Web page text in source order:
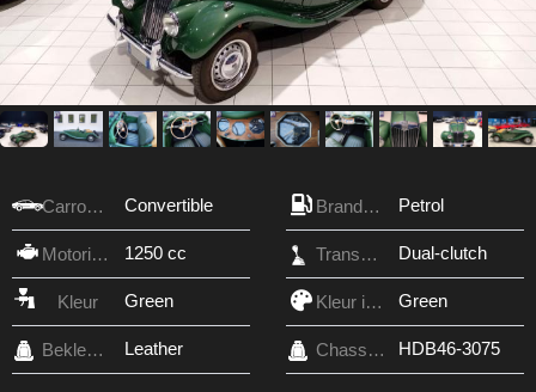
Carrosserie Convertible Brandstof Petrol
Motorinhoud 1250 cc Transmissie Dual-clutch
Kleur Green Kleur interieur Green
Bekleding Leather Chassis nr. HDB46-3075